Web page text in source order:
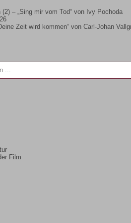
– „Sing mir vom Tod“ von Ivy Pochoda
Zeit wird kommen“ von Carl-Johan
Film